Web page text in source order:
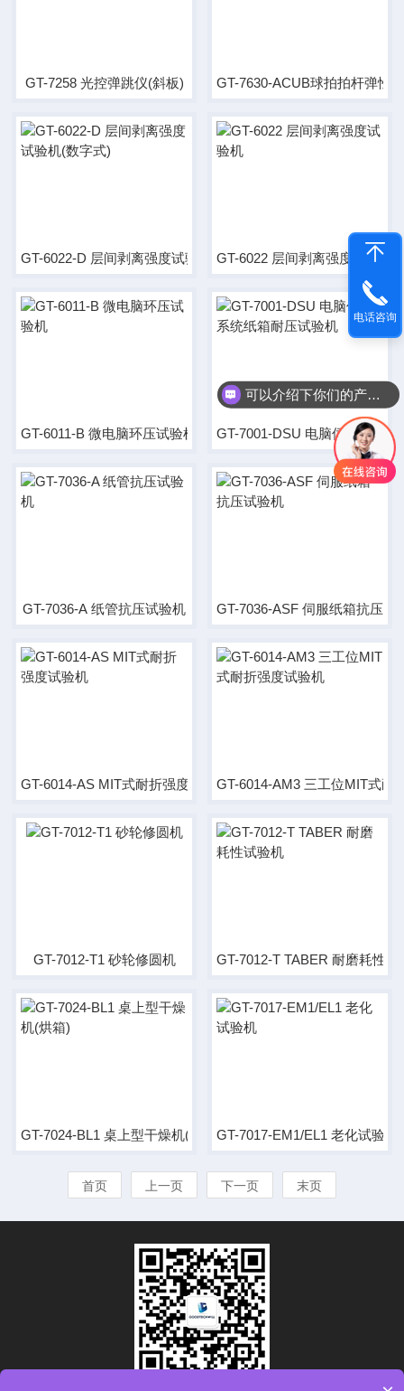
GT-7258 光控弹跳仪(斜板) GT-7630-ACUB球拍拍杆弹性
GT-6022-D 层间剥离强度试验机(数字式)GT-6022 层间剥离强度试验机
GT-6011-B 微电脑环压试验机 GT-7001-DSU 电脑伺服系统
GT-7036-A 纸管抗压试验机 GT-7036-ASF 伺服纸箱抗压试
GT-6014-AS MIT式耐折强度试验机GT-6014-AM3 三工位MIT式耐
GT-7012-T1 砂轮修圆机 GT-7012-T TABER 耐磨耗性试
GT-7024-BL1 桌上型干燥机(烘箱)GT-7017-EM1/EL1 老化试验机
首页 上一页 下一页 末页
电话咨询
可以介绍下你们的产品么